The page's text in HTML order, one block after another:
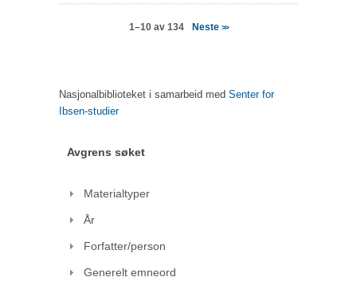
1–10 av 134 Neste >>
Nasjonalbiblioteket i samarbeid med Senter for
Ibsen-studier
Avgrens søket
Materialtyper
År
Forfatter/person
Generelt emneord